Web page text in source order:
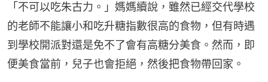
「不可以吃朱古力。」媽媽續說，雖然已經交代學校
的老師不能讓小和吃升糖指數很高的食物，但有時遇
到學校開派對還是免不了會有高糖分美食。然而，即
便美食當前，兒子也會拒絕，然後把食物帶回家。